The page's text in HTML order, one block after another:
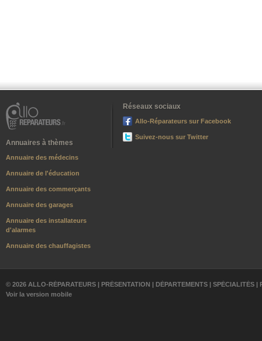
Annuaires à thèmes
Annuaire des médecins
Annuaire de l'éducation
Annuaire des commerçants
Annuaire des garages
Annuaire des installateurs
d'alarmes
Annuaire des chauffagistes
Réseaux sociaux
Allo-Réparateurs sur Facebook
Suivez-nous sur Twitter
© 2026 ALLO-RÉPARATEURS | PRÉSENTATION | DÉPARTEMENTS | SPÉCIALITÉS |
Voir la version mobile